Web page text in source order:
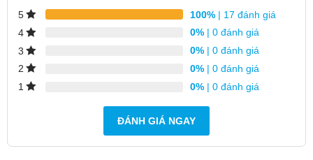
5 100% | 17 đánh giá
4
0% | 0 đánh giá
3
0% | 0 đánh giá
2
0% | 0 đánh giá
1
0% | 0 đánh giá
ĐÁNH GIÁ NGAY